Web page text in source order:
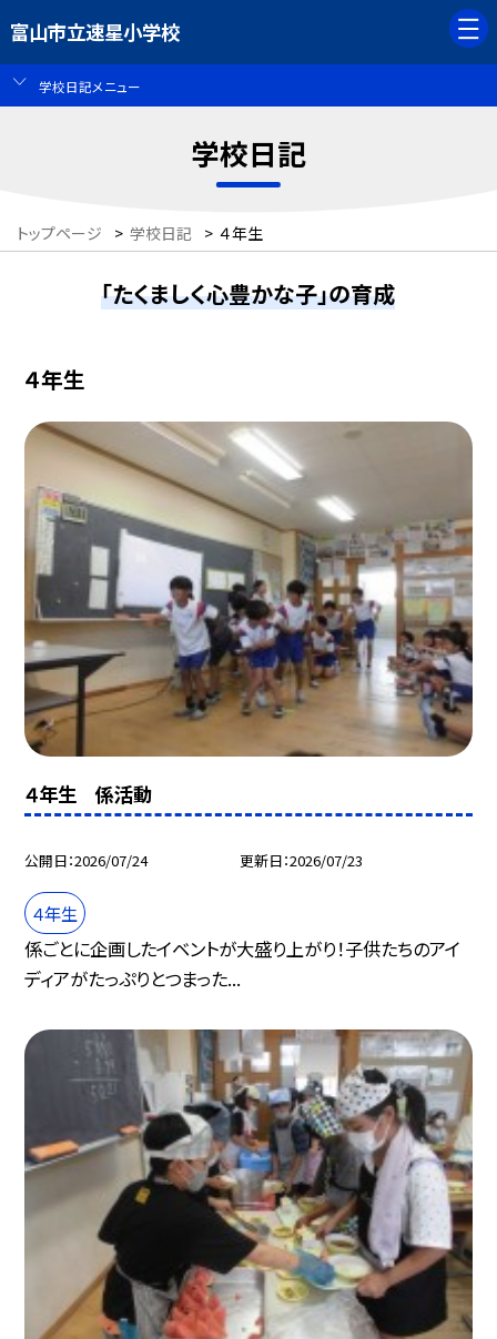
富山市立速星小学校
学校日記メニュー
学校日記
トップページ > 学校日記 > ４年生
「たくましく心豊かな子」の育成
４年生
４年生 係活動
公開日 2026/07/24 更新日 2026/07/23
４年生
係ごとに企画したイベントが大盛り上がり！子供たちのアイ
ディアがたっぷりとつまった...